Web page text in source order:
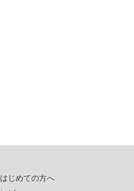
はじめての方へ